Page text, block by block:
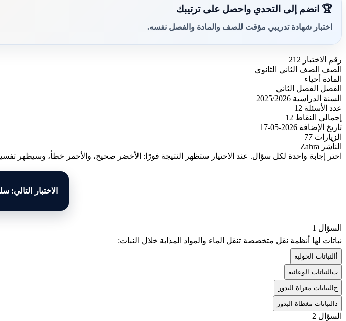
🏆 انضم إلى التحدي واحصل على ترتيبك
اختبار شهادة تدريبي مؤقت للصف والمادة والفصل نفسه.
رقم الاختبار 212
الصف الصف الثاني الثانوي
المادة أحياء
الفصل الفصل الثاني
السنة الدراسية 2025/2026
عدد الأسئلة 12
إجمالي النقاط 12
تاريخ الإضافة 2026-05-17
الزيارات 77
الناشر Zahra
اختر إجابة واحدة لكل سؤال. عند الاختيار ستظهر النتيجة فورًا: الأخضر صحيح، والأحمر خطأ، وسيظهر
الاختبار التالي:
السؤال 1
نباتات لها أنظمة نقل متخصصة تنقل الماء والمواد المذابة خلال النبات:
أ النباتات الحولية
ب النباتات الوعائية
ج النباتات معراة البذور
د النباتات مغطاة البذور
السؤال 2